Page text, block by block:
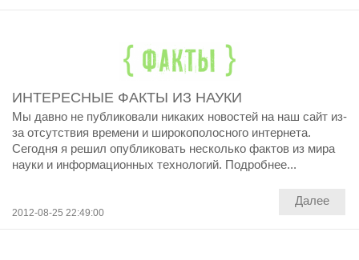
ИНТЕРЕСНЫЕ ФАКТЫ ИЗ НАУКИ
Мы давно не публиковали никаких новостей на наш сайт из-
за отсутствия времени и широкополосного интернета.
Сегодня я решил опубликовать несколько фактов из мира
науки и информационных технологий. Подробнее...
2012-08-25 22:49:00
Далее